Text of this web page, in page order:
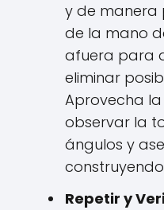
y de manera
de la mano
afuera para
eliminar
Aprovecha
observar la
ángulos y
Repetir y